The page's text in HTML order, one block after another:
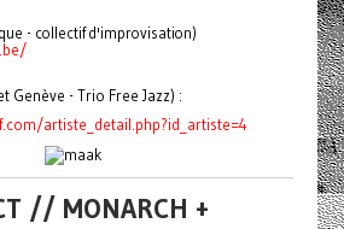
- collectif d'improvisation)
Genève - Trio Free Jazz) :
artiste_detail.php?id_artiste=4
// MONARCH +